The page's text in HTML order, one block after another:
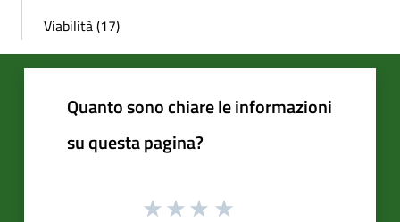
Viabilità (17)
Quanto sono chiare le informazioni
su questa pagina?